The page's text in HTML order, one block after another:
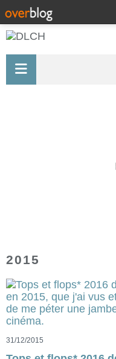
2015
31/12/2015